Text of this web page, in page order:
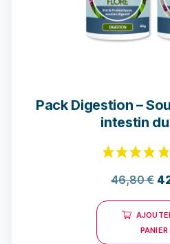
Pack Digestion –
intestin
46,80€
PANIER